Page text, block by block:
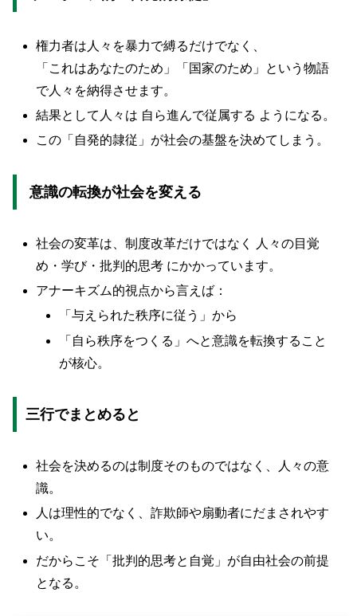
権力者は人々を暴力で縛るだけでなく、
「これはあなたのため」「国家のため」という物語
で人々を納得させます。
結果として人々は 自ら進んで従属する ようになる。
この「自発的隷従」が社会の基盤を決めてしまう。
意識の転換が社会を変える
社会の変革は、制度改革だけではなく 人々の目覚
め・学び・批判的思考 にかかっています。
アナーキズム的視点から言えば：
「与えられた秩序に従う」から
「自ら秩序をつくる」へと意識を転換すること
が核心。
三行でまとめると
社会を決めるのは制度そのものではなく、人々の意
識。
人は理性的でなく、詐欺師や扇動者にだまされやす
い。
だからこそ「批判的思考と自覚」が自由社会の前提
となる。